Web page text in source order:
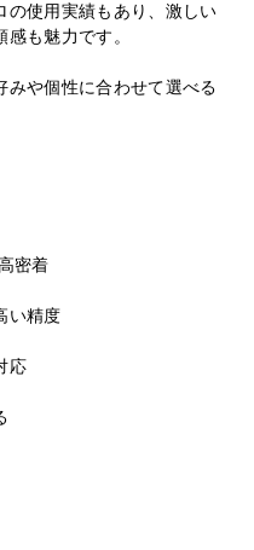
の使用実績もあり、激しい
も魅力です。
みや個性に合わせて選べる
密着
い精度
応